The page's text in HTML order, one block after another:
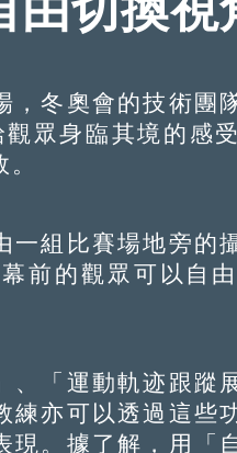
冬奧會的技術團
眾身臨其境的感
組比賽場地旁的
前的觀眾可以自
「運動軌迹跟蹤
練亦可以透過這些
現。據了解，用「